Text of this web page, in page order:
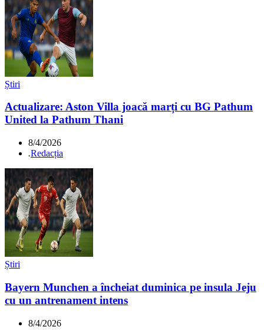
Știri
Actualizare: Aston Villa joacă marți cu BG Pathum
United la Pathum Thani
8/4/2026
.Redacția
Știri
Bayern Munchen a încheiat duminica pe insula Jeju
cu un antrenament intens
8/4/2026